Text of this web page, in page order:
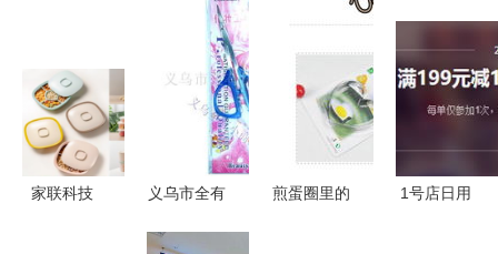
天来临时刻
的极致模式
加温 把握
今日特惠好
时机
用百货销售
成亮点
系统开发全
解析
家联科技
义乌市全有
煎蛋圈里的
1号店日用